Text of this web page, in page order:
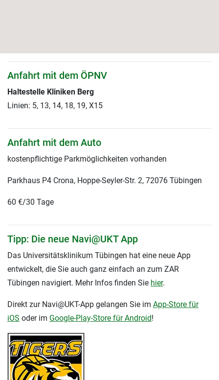
Anfahrt mit dem ÖPNV
Haltestelle Kliniken Berg
Linien: 5, 13, 14, 18, 19, X15
Anfahrt mit dem Auto
kostenpflichtige Parkmöglichkeiten vorhanden
Parkhaus P4 Crona, Hoppe-Seyler-Str. 2, 72076 Tübingen
60 €/30 Tage
Tipp: Die neue Navi@UKT App
Das Universitätsklinikum Tübingen hat eine neue App
entwickelt, die Sie auch ganz einfach an zum ZAR
Tübingen navigiert. Mehr Infos finden Sie hier.
Direkt zur Navi@UKT-App gelangen Sie im App-Store für
iOS oder im Google-Play-Store für Android!